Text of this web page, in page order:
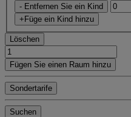
- Entfernen Sie ein Kind
+Füge ein Kind hinzu
Löschen
Fügen Sie einen Raum hinzu
Sondertarife
Suchen